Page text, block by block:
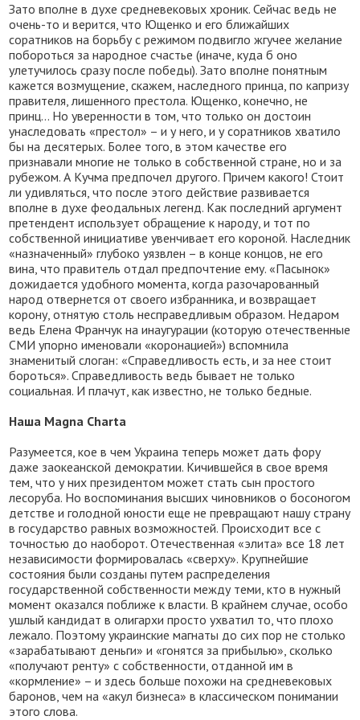
Зато вполне в духе средневековых хроник. Сейчас ведь не
очень-то и верится, что Ющенко и его ближайших
соратников на борьбу с режимом подвигло жгучее желание
побороться за народное счастье (иначе, куда б оно
улетучилось сразу после победы). Зато вполне понятным
кажется возмущение, скажем, наследного принца, по капризу
правителя, лишенного престола. Ющенко, конечно, не
принц… Но уверенности в том, что только он достоин
унаследовать «престол» – и у него, и у соратников хватило
бы на десятерых. Более того, в этом качестве его
признавали многие не только в собственной стране, но и за
рубежом. А Кучма предпочел другого. Причем какого! Стоит
ли удивляться, что после этого действие развивается
вполне в духе феодальных легенд. Как последний аргумент
претендент использует обращение к народу, и тот по
собственной инициативе увенчивает его короной. Наследник
«назначенный» глубоко уязвлен – в конце концов, не его
вина, что правитель отдал предпочтение ему. «Пасынок»
дожидается удобного момента, когда разочарованный
народ отвернется от своего избранника, и возвращает
корону, отнятую столь несправедливым образом. Недаром
ведь Елена Франчук на инаугурации (которую отечественные
СМИ упорно именовали «коронацией») вспомнила
знаменитый слоган: «Справедливость есть, и за нее стоит
бороться». Справедливость ведь бывает не только
социальная. И плачут, как известно, не только бедные.
Наша Magna Charta
Разумеется, кое в чем Украина теперь может дать фору
даже заокеанской демократии. Кичившейся в свое время
тем, что у них президентом может стать сын простого
лесоруба. Но воспоминания высших чиновников о босоногом
детстве и голодной юности еще не превращают нашу страну
в государство равных возможностей. Происходит все с
точностью до наоборот. Отечественная «элита» все 18 лет
независимости формировалась «сверху». Крупнейшие
состояния были созданы путем распределения
государственной собственности между теми, кто в нужный
момент оказался поближе к власти. В крайнем случае, особо
ушлый кандидат в олигархи просто ухватил то, что плохо
лежало. Поэтому украинские магнаты до сих пор не столько
«зарабатывают деньги» и «гонятся за прибылью», сколько
«получают ренту» с собственности, отданной им в
«кормление» – и здесь больше похожи на средневековых
баронов, чем на «акул бизнеса» в классическом понимании
этого слова.